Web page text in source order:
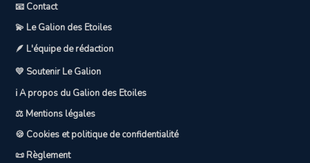
📧 Contact
💫 Le Galion des Etoiles
🪶 L'équipe de rédaction
💛 Soutenir Le Galion
ℹ️ A propos du Galion des Etoiles
⚖️ Mentions légales
🍪 Cookies et politique de confidentialité
📜 Règlement